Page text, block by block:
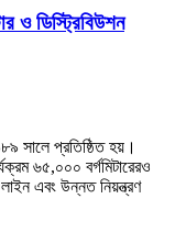
ও ডিস্ট্রিবিউশন
সালে প্রতিষ্ঠিত হয়।
৬৫,০০০ বর্গমিটারেরও
এবং উন্নত নিয়ন্ত্রণ